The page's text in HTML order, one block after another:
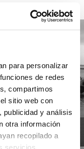
para personalizar
de redes
compartimos
sitio web con
publicidad y análisis
otra información
recopilado a
servicios.
DE
MARÍTIMA